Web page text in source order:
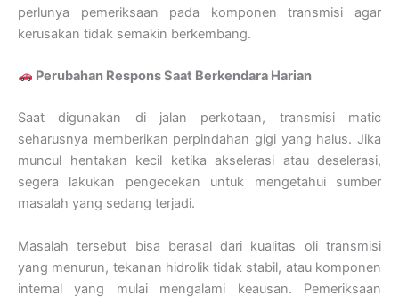
perlunya pemeriksaan pada komponen transmisi agar
kerusakan tidak semakin berkembang.
Perubahan Respons Saat Berkendara Harian
Saat digunakan di jalan perkotaan, transmisi matic
seharusnya memberikan perpindahan gigi yang halus. Jika
muncul hentakan kecil ketika akselerasi atau deselerasi,
segera lakukan pengecekan untuk mengetahui sumber
masalah yang sedang terjadi.
Masalah tersebut bisa berasal dari kualitas oli transmisi
yang menurun, tekanan hidrolik tidak stabil, atau komponen
internal yang mulai mengalami keausan. Pemeriksaan